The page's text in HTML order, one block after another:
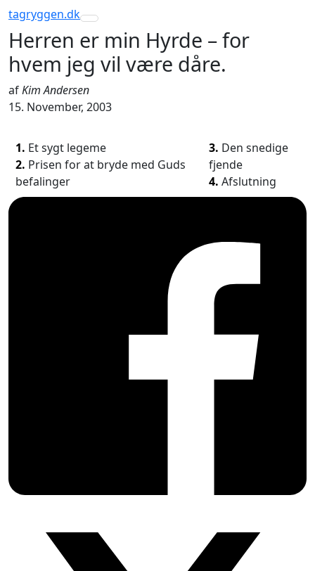
tagryggen.dk
Toggle navigation
Herren er min Hyrde – for
hvem jeg vil være dåre.
afKim Andersen
15. November, 2003
1. Et sygt legeme
2. Prisen for at bryde med Guds
befalinger
3. Den snedige
fjende
4. Afslutning